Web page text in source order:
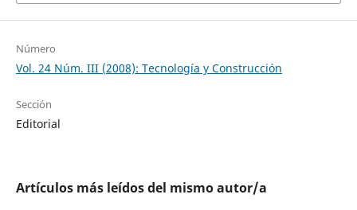
Número
Vol. 24 Núm. III (2008): Tecnología y Construcción
Sección
Editorial
Artículos más leídos del mismo autor/a